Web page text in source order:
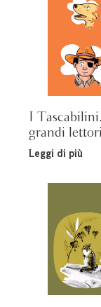
I
grandi lettori
Leggi di più